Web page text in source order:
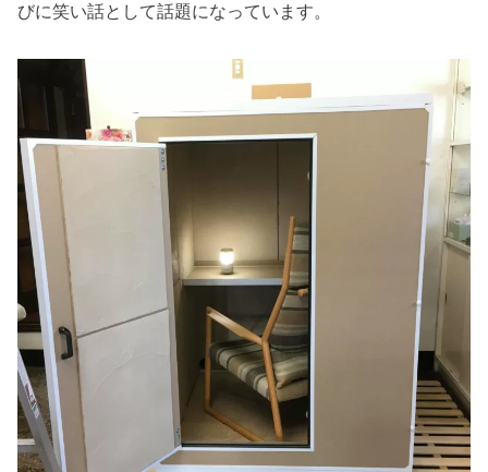
びに笑い話として話題になっています。